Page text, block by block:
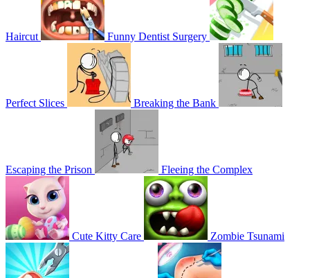
Haircut Funny Dentist Surgery
Perfect Slices Breaking the Bank
Escaping the Prison Fleeing the Complex
Cute Kitty Care Zombie Tsunami